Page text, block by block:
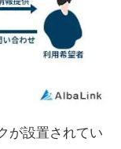
が設置されてい